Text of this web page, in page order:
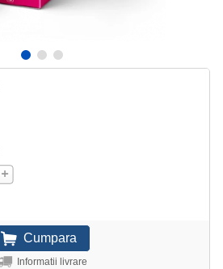
Informatii livrare